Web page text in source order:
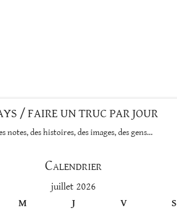
/ FAIRE UN TRUC PAR JOUR
notes, des histoires, des images, des gens…
Calendrier
juillet 2026
M J V S